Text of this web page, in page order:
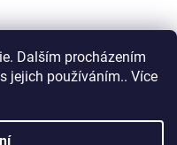
Dalším procházením
jejich používáním.. Více